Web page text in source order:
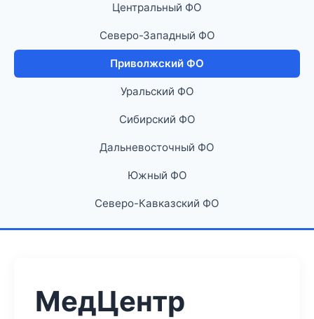
Центральный ФО
Северо-Западный ФО
Приволжский ФО
Уральский ФО
Сибирский ФО
Дальневосточный ФО
Южный ФО
Северо-Кавказский ФО
МедЦентр